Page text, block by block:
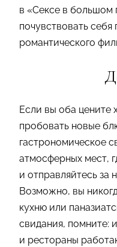
в «Сексе в большом
почувствовать
романтического
Если вы оба
пробовать новые
гастрономическое
атмосферных мест,
и отправляйтесь за
Возможно, вы
кухню или
свидания, помните:
и рестораны